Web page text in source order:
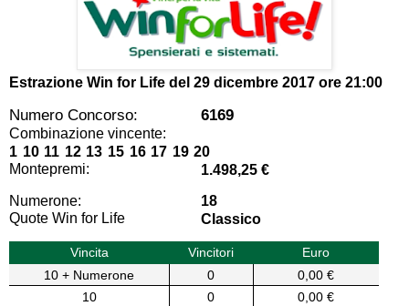
Estrazione Win for Life del 29 dicembre 2017 ore 21:00
Numero Concorso: 6169
Combinazione vincente:
1 10 11 12 13 15 16 17 19 20
Montepremi:
1.498,25 €
Numerone:
18
Quote Win for Life
Classico
Vincita Vincitori
Euro
10 + Numerone
0
0,00 €
10
0
0,00 €